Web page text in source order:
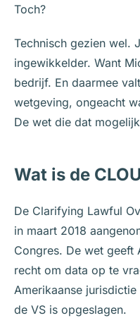
Toch?
Technisch gezien wel.
ingewikkelder. Want
bedrijf. En daarmee
wetgeving, ongeacht
De wet die dat
Wat is de
De Clarifying Lawful
in maart 2018
Congres. De wet geeft
recht om data op te
Amerikaanse
de VS is opgeslagen.